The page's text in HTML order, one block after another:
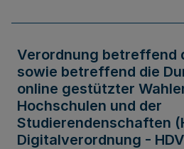
Verordnung betreffend
sowie betreffend die
online gestützter
Hochschulen und der
Studierendenschaften
Digitalverordnung -